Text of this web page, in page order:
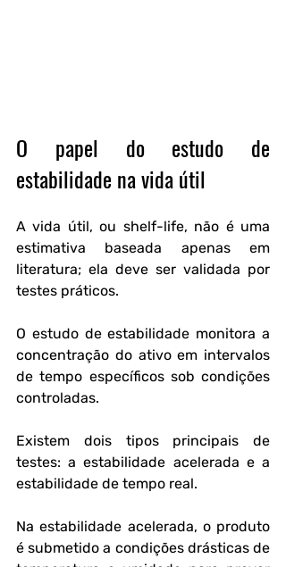
O papel do estudo de
estabilidade na vida útil
A vida útil, ou shelf-life, não é uma
estimativa baseada apenas em
literatura; ela deve ser validada por
testes práticos.
O estudo de estabilidade monitora a
concentração do ativo em intervalos
de tempo específicos sob condições
controladas.
Existem dois tipos principais de
testes: a estabilidade acelerada e a
estabilidade de tempo real.
Na estabilidade acelerada, o produto
é submetido a condições drásticas de